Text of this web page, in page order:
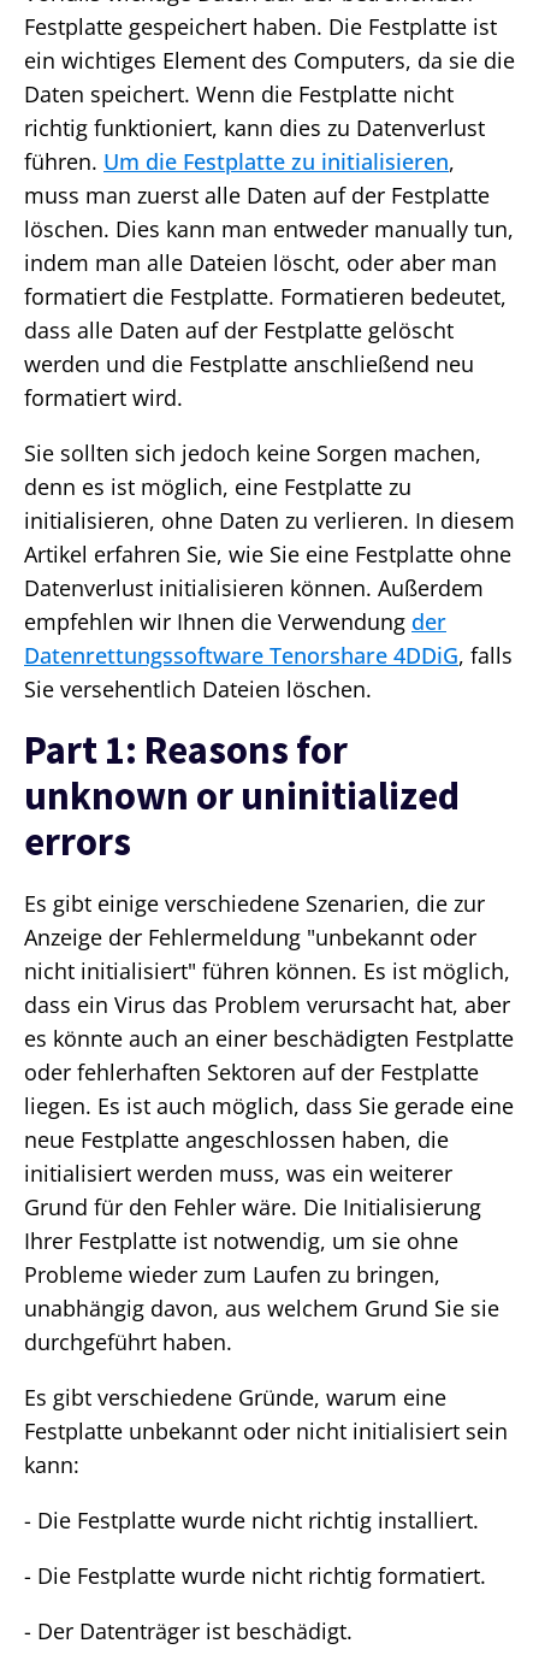
Festplatte gespeichert haben. Die Festplatte ist
ein wichtiges Element des Computers, da sie die
Daten speichert. Wenn die Festplatte nicht
richtig funktioniert, kann dies zu Datenverlust
führen. Um die Festplatte zu initialisieren,
muss man zuerst alle Daten auf der Festplatte
löschen. Dies kann man entweder manually tun,
indem man alle Dateien löscht, oder aber man
formatiert die Festplatte. Formatieren bedeutet,
dass alle Daten auf der Festplatte gelöscht
werden und die Festplatte anschließend neu
formatiert wird.
Sie sollten sich jedoch keine Sorgen machen,
denn es ist möglich, eine Festplatte zu
initialisieren, ohne Daten zu verlieren. In diesem
Artikel erfahren Sie, wie Sie eine Festplatte ohne
Datenverlust initialisieren können. Außerdem
empfehlen wir Ihnen die Verwendung der
Datenrettungssoftware Tenorshare 4DDiG, falls
Sie versehentlich Dateien löschen.
Part 1: Reasons for
unknown or uninitialized
errors
Es gibt einige verschiedene Szenarien, die zur
Anzeige der Fehlermeldung "unbekannt oder
nicht initialisiert" führen können. Es ist möglich,
dass ein Virus das Problem verursacht hat, aber
es könnte auch an einer beschädigten Festplatte
oder fehlerhaften Sektoren auf der Festplatte
liegen. Es ist auch möglich, dass Sie gerade eine
neue Festplatte angeschlossen haben, die
initialisiert werden muss, was ein weiterer
Grund für den Fehler wäre. Die Initialisierung
Ihrer Festplatte ist notwendig, um sie ohne
Probleme wieder zum Laufen zu bringen,
unabhängig davon, aus welchem Grund Sie sie
durchgeführt haben.
Es gibt verschiedene Gründe, warum eine
Festplatte unbekannt oder nicht initialisiert sein
kann:
- Die Festplatte wurde nicht richtig installiert.
- Die Festplatte wurde nicht richtig formatiert.
- Der Datenträger ist beschädigt.